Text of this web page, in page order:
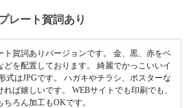
レート賀詞あり
ト賀詞ありバージョンです。 金、黒、赤をベ
どを配置しております。 綺麗でかっこいいイ
式はJPGです。 ハガキやチラシ、ポスターな
ば嬉しいです。 WEBサイトでも印刷でも、
ろん加工もOKです。